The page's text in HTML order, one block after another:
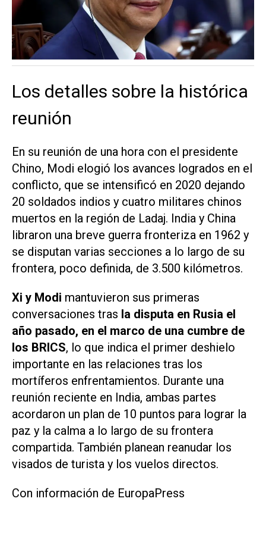
Los detalles sobre la histórica
reunión
En su reunión de una hora con el presidente
Chino, Modi elogió los avances logrados en el
conflicto, que se intensificó en 2020 dejando
20 soldados indios y cuatro militares chinos
muertos en la región de Ladaj. India y China
libraron una breve guerra fronteriza en 1962 y
se disputan varias secciones a lo largo de su
frontera, poco definida, de 3.500 kilómetros.
Xi y Modi mantuvieron sus primeras
conversaciones tras la disputa en Rusia el
año pasado, en el marco de una cumbre de
los BRICS, lo que indica el primer deshielo
importante en las relaciones tras los
mortíferos enfrentamientos. Durante una
reunión reciente en India, ambas partes
acordaron un plan de 10 puntos para lograr la
paz y la calma a lo largo de su frontera
compartida. También planean reanudar los
visados de turista y los vuelos directos.
Con información de EuropaPress